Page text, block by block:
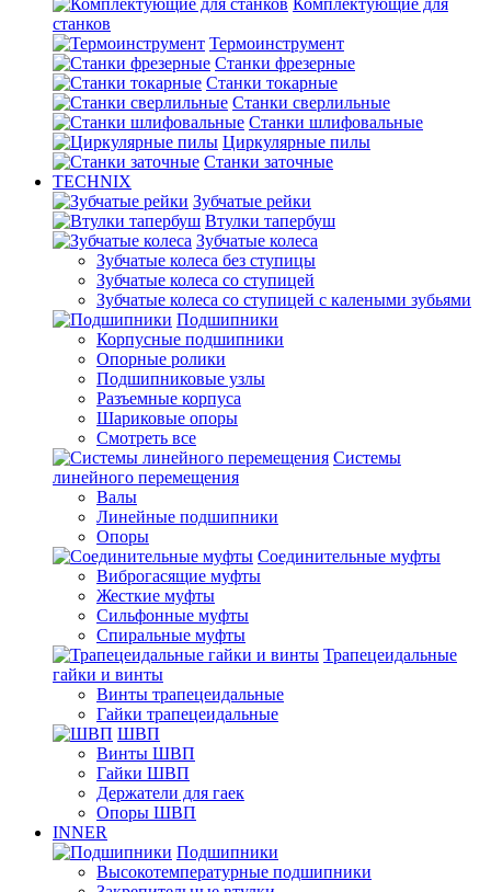
Комплектующие для
станков
Термоинструмент
Станки фрезерные
Станки токарные
Станки сверлильные
Станки шлифовальные
Циркулярные пилы
Станки заточные
TECHNIX
Зубчатые рейки
Втулки тапербуш
Зубчатые колеса
Зубчатые колеса без ступицы
Зубчатые колеса со ступицей
Зубчатые колеса со ступицей с калеными зубьями
Подшипники
Корпусные подшипники
Опорные ролики
Подшипниковые узлы
Разъемные корпуса
Шариковые опоры
Смотреть все
Системы
линейного перемещения
Валы
Линейные подшипники
Опоры
Соединительные муфты
Виброгасящие муфты
Жесткие муфты
Сильфонные муфты
Спиральные муфты
Трапецеидальные
гайки и винты
Винты трапецеидальные
Гайки трапецеидальные
ШВП
Винты ШВП
Гайки ШВП
Держатели для гаек
Опоры ШВП
INNER
Подшипники
Высокотемпературные подшипники